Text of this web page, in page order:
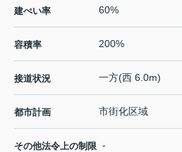
建ぺい率 60%
容積率 200%
接道状況 一方(西 6.0m)
都市計画 市街化区域
その他法令上の制限 -